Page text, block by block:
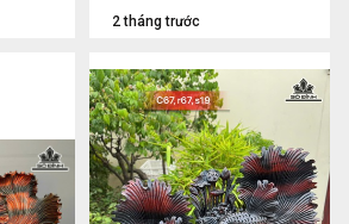
2 tháng trước